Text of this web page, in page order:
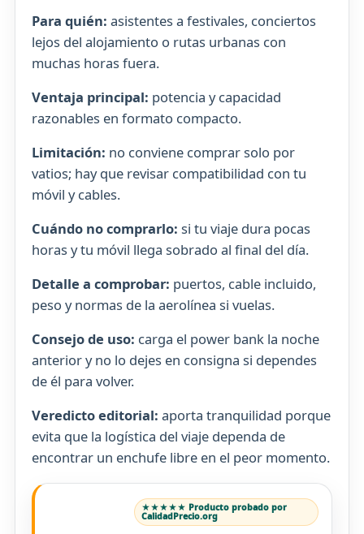
Para quién: asistentes a festivales, conciertos
lejos del alojamiento o rutas urbanas con
muchas horas fuera.
Ventaja principal: potencia y capacidad
razonables en formato compacto.
Limitación: no conviene comprar solo por
vatios; hay que revisar compatibilidad con tu
móvil y cables.
Cuándo no comprarlo: si tu viaje dura pocas
horas y tu móvil llega sobrado al final del día.
Detalle a comprobar: puertos, cable incluido,
peso y normas de la aerolínea si vuelas.
Consejo de uso: carga el power bank la noche
anterior y no lo dejes en consigna si dependes
de él para volver.
Veredicto editorial: aporta tranquilidad porque
evita que la logística del viaje dependa de
encontrar un enchufe libre en el peor momento.
★★★★★ Producto probado por
CalidadPrecio.org